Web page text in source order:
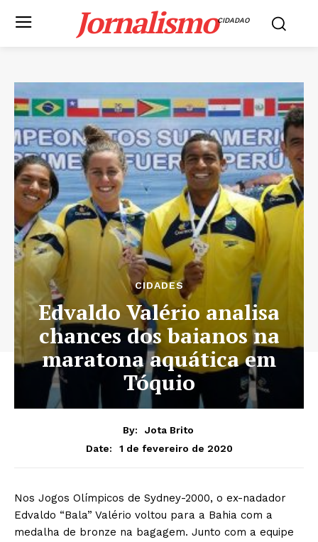
JornalismoCIDADAO
CIDADES
Edvaldo Valério analisa
chances dos baianos na
maratona aquática em
Tóquio
By:
Jota Brito
Date:
1 de fevereiro de 2020
Nos Jogos Olímpicos de Sydney-2000, o ex-nadador
Edvaldo “Bala” Valério voltou para a Bahia com a
medalha de bronze na bagagem. Junto com a equipe